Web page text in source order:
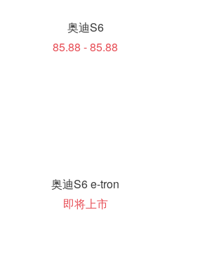
奥迪S6
85.88 - 85.88
奥迪S6 e-tron
即将上市